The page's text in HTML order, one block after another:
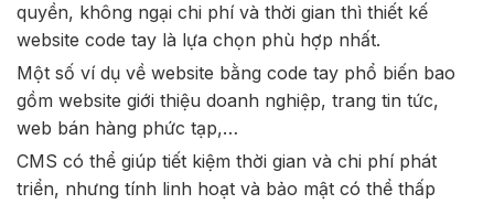
quyền, không ngại chi phí và thời gian thì thiết kế
website code tay là lựa chọn phù hợp nhất.
Một số ví dụ về website bằng code tay phổ biến bao
gồm website giới thiệu doanh nghiệp, trang tin tức,
web bán hàng phức tạp,…
CMS có thể giúp tiết kiệm thời gian và chi phí phát
triển, nhưng tính linh hoạt và bảo mật có thể thấp